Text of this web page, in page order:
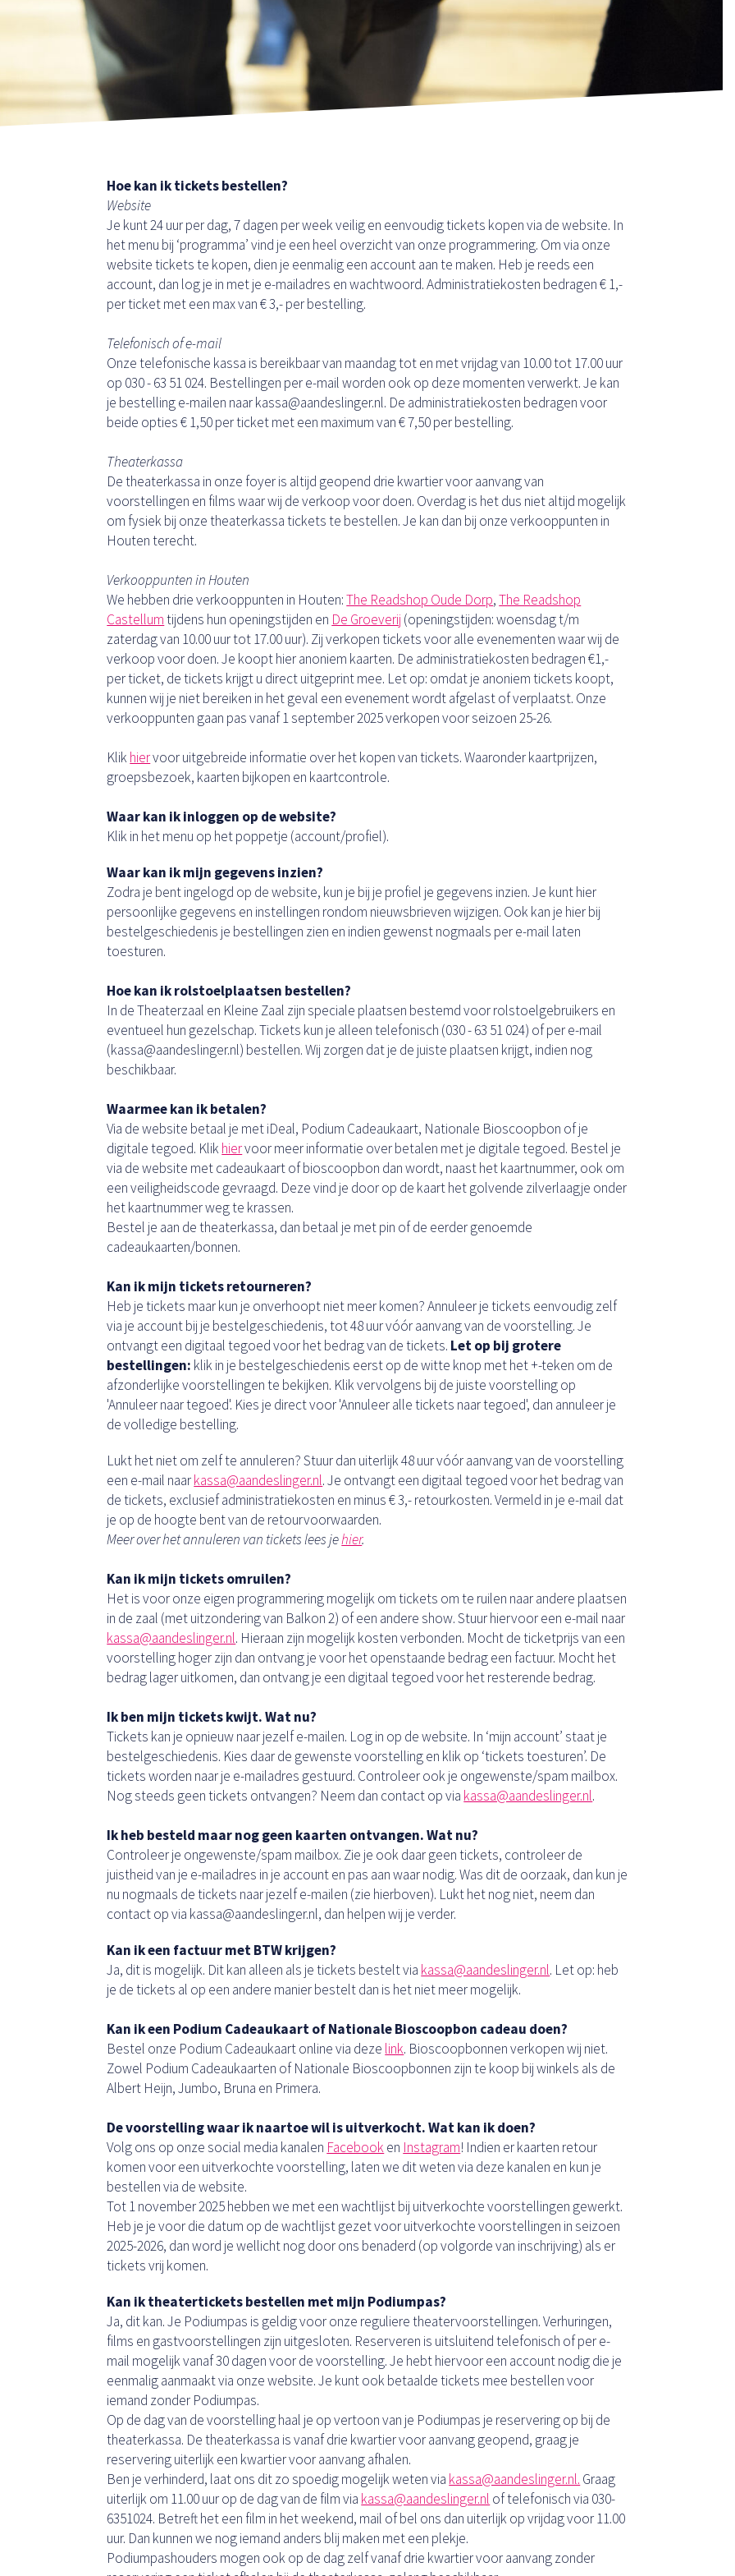
Hoe kan ik tickets bestellen?
Website
Je kunt 24 uur per dag, 7 dagen per week veilig en eenvoudig tickets kopen via de website. In
het menu bij ‘programma’ vind je een heel overzicht van onze programmering. Om via onze
website tickets te kopen, dien je eenmalig een account aan te maken. Heb je reeds een
account, dan log je in met je e-mailadres en wachtwoord. Administratiekosten bedragen € 1,-
per ticket met een max van € 3,- per bestelling.
Telefonisch of e-mail
Onze telefonische kassa is bereikbaar van maandag tot en met vrijdag van 10.00 tot 17.00 uur
op 030 - 63 51 024. Bestellingen per e-mail worden ook op deze momenten verwerkt. Je kan
je bestelling e-mailen naar kassa@aandeslinger.nl. De administratiekosten bedragen voor
beide opties € 1,50 per ticket met een maximum van € 7,50 per bestelling.
Theaterkassa
De theaterkassa in onze foyer is altijd geopend drie kwartier voor aanvang van
voorstellingen en films waar wij de verkoop voor doen. Overdag is het dus niet altijd mogelijk
om fysiek bij onze theaterkassa tickets te bestellen. Je kan dan bij onze verkooppunten in
Houten terecht.
Verkooppunten in Houten
We hebben drie verkooppunten in Houten:The Readshop Oude Dorp,The Readshop
Castellumtijdens hun openingstijden en De Groeverij (openingstijden: woensdag t/m
zaterdag van 10.00 uur tot 17.00 uur). Zij verkopen tickets voor alle evenementen waar wij de
verkoop voor doen. Je koopt hier anoniem kaarten. De administratiekosten bedragen €1,-
per ticket, de tickets krijgt u direct uitgeprint mee. Let op: omdat je anoniem tickets koopt,
kunnen wij je niet bereiken in het geval een evenement wordt afgelast of verplaatst. Onze
verkooppunten gaan pas vanaf 1 september 2025 verkopen voor seizoen 25-26.
Klikhiervoor uitgebreide informatie over het kopen van tickets. Waaronder kaartprijzen,
groepsbezoek, kaarten bijkopen en kaartcontrole.
Waar kan ik inloggen op de website?
Klik in het menu op het poppetje (account/profiel).
Waar kan ik mijn gegevens inzien?
Zodra je bent ingelogd op de website, kun je bij je profiel je gegevens inzien. Je kunt hier
persoonlijke gegevens en instellingen rondom nieuwsbrieven wijzigen. Ook kan je hier bij
bestelgeschiedenis je bestellingen zien en indien gewenst nogmaals per e-mail laten
toesturen.
Hoe kan ik rolstoelplaatsen bestellen?
In de Theaterzaal en Kleine Zaal zijn speciale plaatsen bestemd voor rolstoelgebruikers en
eventueel hun gezelschap. Tickets kun je alleen telefonisch (030 - 63 51 024) of per e-mail
(kassa@aandeslinger.nl) bestellen. Wij zorgen dat je de juiste plaatsen krijgt, indien nog
beschikbaar.
Waarmee kan ik betalen?
Via de website betaal je met iDeal, Podium Cadeaukaart, Nationale Bioscoopbon of je
digitale tegoed. Klikhiervoor meer informatie over betalen met je digitale tegoed. Bestel je
via de website met cadeaukaart of bioscoopbon dan wordt, naast het kaartnummer, ook om
een veiligheidscode gevraagd. Deze vind je door op de kaart het golvende zilverlaagje onder
het kaartnummer weg te krassen.
Bestel je aan de theaterkassa, dan betaal je met pin of de eerder genoemde
cadeaukaarten/bonnen.
Kan ik mijn tickets retourneren?
Heb je tickets maar kun je onverhoopt niet meer komen? Annuleer je tickets eenvoudig zelf
via je account bij je bestelgeschiedenis, tot 48 uur vóór aanvang van de voorstelling. Je
ontvangt een digitaal tegoed voor het bedrag van de tickets. Let op bij grotere
bestellingen: klik in je bestelgeschiedenis eerst op de witte knop met het +-teken om de
afzonderlijke voorstellingen te bekijken. Klik vervolgens bij de juiste voorstelling op
'Annuleer naar tegoed'. Kies je direct voor 'Annuleer alle tickets naar tegoed', dan annuleer je
de volledige bestelling.
Lukt het niet om zelf te annuleren? Stuur dan uiterlijk 48 uur vóór aanvang van de voorstelling
een e-mail naarkassa@aandeslinger.nl. Je ontvangt een digitaal tegoed voor het bedrag van
de tickets, exclusief administratiekosten en minus € 3,- retourkosten. Vermeld in je e-mail dat
je op de hoogte bent van de retourvoorwaarden.
Meer over het annuleren van tickets lees jehier.
Kan ik mijn tickets omruilen?
Het is voor onze eigen programmering mogelijk om tickets om te ruilen naar andere plaatsen
in de zaal (met uitzondering van Balkon 2) of een andere show. Stuur hiervoor een e-mail naar
kassa@aandeslinger.nl. Hieraan zijn mogelijk kosten verbonden. Mocht de ticketprijs van een
voorstelling hoger zijn dan ontvang je voor het openstaande bedrag een factuur. Mocht het
bedrag lager uitkomen, dan ontvang je een digitaal tegoed voor het resterende bedrag.
Ik ben mijn tickets kwijt. Wat nu?
Tickets kan je opnieuw naar jezelf e-mailen. Log in op de website. In ‘mijn account’ staat je
bestelgeschiedenis. Kies daar de gewenste voorstelling en klik op ‘tickets toesturen’. De
tickets worden naar je e-mailadres gestuurd. Controleer ook je ongewenste/spam mailbox.
Nog steeds geen tickets ontvangen? Neem dan contact op via kassa@aandeslinger.nl.
Ik heb besteld maar nog geen kaarten ontvangen. Wat nu?
Controleer je ongewenste/spam mailbox. Zie je ook daar geen tickets, controleer de
juistheid van je e-mailadres in je account en pas aan waar nodig. Was dit de oorzaak, dan kun je
nu nogmaals de tickets naar jezelf e-mailen (zie hierboven). Lukt het nog niet, neem dan
contact op via kassa@aandeslinger.nl, dan helpen wij je verder.
Kan ik een factuur met BTW krijgen?
Ja, dit is mogelijk. Dit kan alleen als je tickets bestelt via kassa@aandeslinger.nl. Let op: heb
je de tickets al op een andere manier bestelt dan is het niet meer mogelijk.
Kan ik een Podium Cadeaukaart of Nationale Bioscoopbon cadeau doen?
Bestel onze Podium Cadeaukaart online via deze link. Bioscoopbonnen verkopen wij niet.
Zowel Podium Cadeaukaarten of Nationale Bioscoopbonnen zijn te koop bij winkels als de
Albert Heijn, Jumbo, Bruna en Primera.
De voorstelling waar ik naartoe wil is uitverkocht. Wat kan ik doen?
Volg ons op onze social media kanalen Facebooken Instagram! Indien er kaarten retour
komen voor een uitverkochte voorstelling, laten we dit weten via deze kanalen en kun je
bestellen via de website.
Tot 1 november 2025 hebben we met een wachtlijst bij uitverkochte voorstellingen gewerkt.
Heb je je voor die datum op de wachtlijst gezet voor uitverkochte voorstellingen in seizoen
2025-2026, dan word je wellicht nog door ons benaderd (op volgorde van inschrijving) als er
tickets vrij komen.
Kan ik theatertickets bestellen met mijn Podiumpas?
Ja, dit kan. Je Podiumpas is geldig voor onze reguliere theatervoorstellingen. Verhuringen,
films en gastvoorstellingen zijn uitgesloten. Reserveren is uitsluitend telefonisch of per e-
mail mogelijk vanaf 30 dagen voor de voorstelling. Je hebt hiervoor een account nodig die je
eenmalig aanmaakt via onze website. Je kunt ook betaalde tickets mee bestellen voor
iemand zonder Podiumpas.
Op de dag van de voorstelling haal je op vertoon van je Podiumpas je reservering op bij de
theaterkassa. De theaterkassa is vanaf drie kwartier voor aanvang geopend, graag je
reservering uiterlijk een kwartier voor aanvang afhalen.
Ben je verhinderd, laat ons dit zo spoedig mogelijk weten via kassa@aandeslinger.nl. Graag
uiterlijk om 11.00 uur op de dag van de film via kassa@aandeslinger.nl of telefonisch via 030-
6351024. Betreft het een film in het weekend, mail of bel ons dan uiterlijk op vrijdag voor 11.00
uur. Dan kunnen we nog iemand anders blij maken met een plekje.
Podiumpashouders mogen ook op de dag zelf vanaf drie kwartier voor aanvang zonder